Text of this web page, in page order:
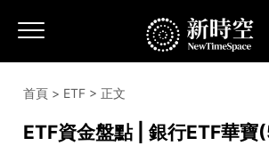
首頁 > ETF > 正文
ETF資金盤點 | 銀行ETF華寶